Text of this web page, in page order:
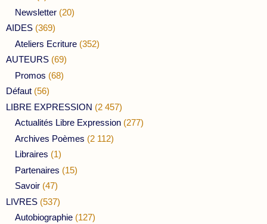
Newsletter (20)
AIDES (369)
Ateliers Ecriture (352)
AUTEURS (69)
Promos (68)
Défaut (56)
LIBRE EXPRESSION (2 457)
Actualités Libre Expression (277)
Archives Poèmes (2 112)
Libraires (1)
Partenaires (15)
Savoir (47)
LIVRES (537)
Autobiographie (127)